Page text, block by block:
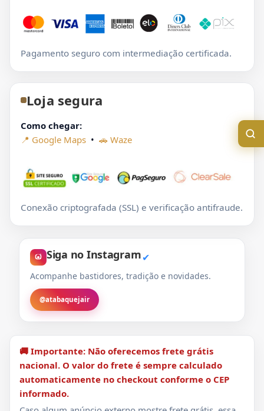
Pagamento seguro com intermediação certificada.
Loja segura
Como chegar:
📍 Google Maps • 🚗 Waze
Conexão criptografada (SSL) e verificação antifraude.
Siga no Instagram✔
Acompanhe bastidores, tradição e novidades.
@atabaquejair
🚚 Importante: Não oferecemos frete grátis
nacional. O valor do frete é sempre calculado
automaticamente no checkout conforme o CEP
informado.